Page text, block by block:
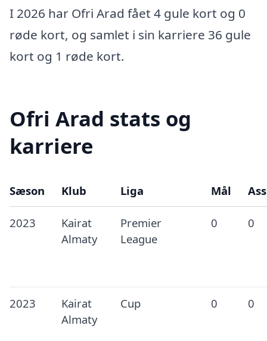
I 2026 har Ofri Arad fået 4 gule kort og 0
røde kort, og samlet i sin karriere 36 gule
kort og 1 røde kort.
Ofri Arad stats og
karriere
Sæson Klub Liga Mål
2023
Kairat
Almaty
Premier
League
0 0
2023
Kairat
Almaty
Cup 0 0